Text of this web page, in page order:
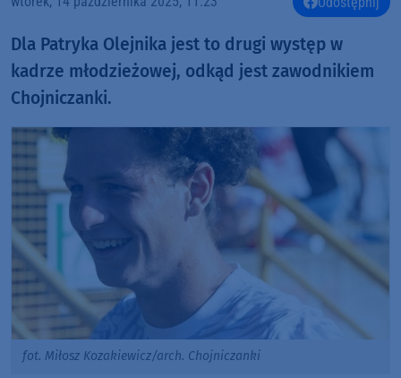
Dla Patryka Olejnika jest to drugi występ w
kadrze młodzieżowej, odkąd jest zawodnikiem
Chojniczanki.
fot. Miłosz Kozakiewicz/arch. Chojniczanki